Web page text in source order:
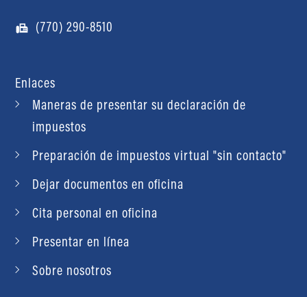
(770) 290-8510
Enlaces
Maneras de presentar su declaración de
impuestos
Preparación de impuestos virtual "sin contacto"
Dejar documentos en oficina
Cita personal en oficina
Presentar en línea
Sobre nosotros